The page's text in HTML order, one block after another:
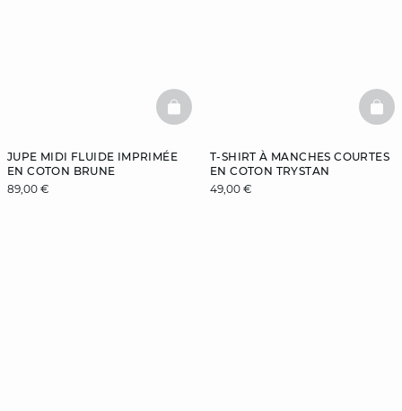
JUPE MIDI FLUIDE IMPRIMÉE
EN COTON BRUNE
89,00 €
BASKETFULL
T-SHIRT À MANCHES COURTES
EN COTON TRYSTAN
49,00 €